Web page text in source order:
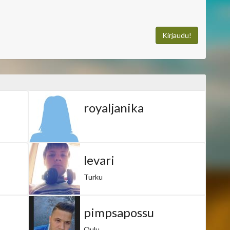
Kirjaudu!
royaljanika
levari
Turku
pimpsapossu